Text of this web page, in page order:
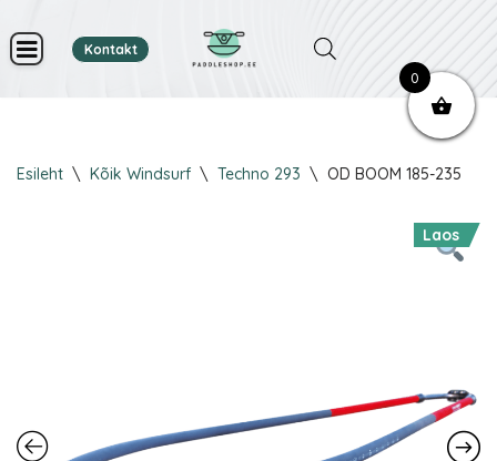
Skip
content
Kontakt
Esileht \ Kõik Windsurf \ Techno 293 \ OD BOOM 185-235
Laos
0